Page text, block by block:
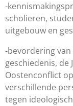
-
scholieren,
uitgebouw en
-bevordering
geschiedenis, de
Oostenconflict
verschillende
tegen